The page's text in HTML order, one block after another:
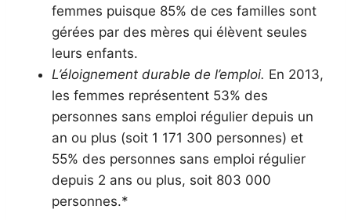
femmes puisque 85% de ces familles sont
gérées par des mères qui élèvent seules
leurs enfants.
L’éloignement durable de l’emploi. En 2013,
les femmes représentent 53% des
personnes sans emploi régulier depuis un
an ou plus (soit 1 171 300 personnes) et
55% des personnes sans emploi régulier
depuis 2 ans ou plus, soit 803 000
personnes.*